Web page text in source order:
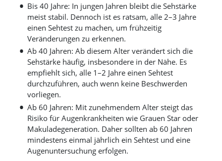
Bis 40 Jahre: In jungen Jahren bleibt die Sehstärke
meist stabil. Dennoch ist es ratsam, alle 2–3 Jahre
einen Sehtest zu machen, um frühzeitig
Veränderungen zu erkennen.
Ab 40 Jahren: Ab diesem Alter verändert sich die
Sehstärke häufig, insbesondere in der Nähe. Es
empfiehlt sich, alle 1–2 Jahre einen Sehtest
durchzuführen, auch wenn keine Beschwerden
vorliegen.
Ab 60 Jahren: Mit zunehmendem Alter steigt das
Risiko für Augenkrankheiten wie Grauen Star oder
Makuladegeneration. Daher sollten ab 60 Jahren
mindestens einmal jährlich ein Sehtest und eine
Augenuntersuchung erfolgen.